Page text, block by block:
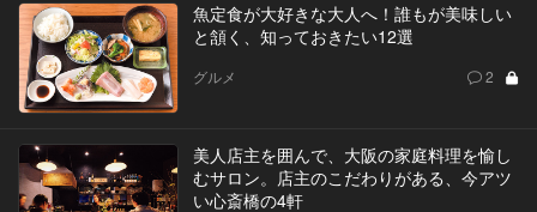
魚定食が大好きな大人へ！誰もが美味しい
と頷く、知っておきたい12選
グルメ 2
美人店主を囲んで、大阪の家庭料理を愉し
むサロン。店主のこだわりがある、今アツ
い心斎橋の4軒